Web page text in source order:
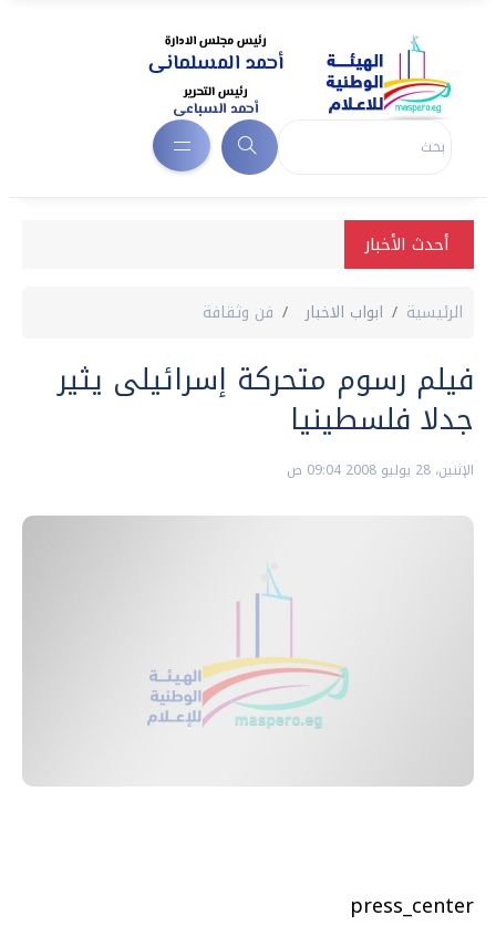
أحدث الأخبار
الرئيسية ابواب الاخبار فن وثقافة
فيلم رسوم متحركة إسرائيلى يثير
جدلا فلسطينيا
الإثنين، 28 يوليو 2008 09:04 ص
press_center